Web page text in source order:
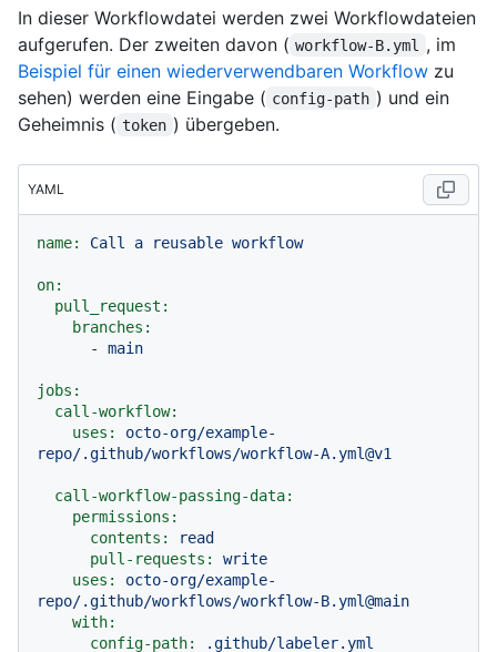
In dieser Workflowdatei werden zwei Workflowdateien
aufgerufen. Der zweiten davon ( workflow-B.yml
, im
Beispiel für einen wiederverwendbaren Workflow zu
sehen) werden eine Eingabe ( config-path ) und ein
Geheimnis ( token ) übergeben.
YAML
name: Call a reusable workflow
on:
pull_request:
branches:
-
main
jobs:
call-workflow:
uses:
octo-org/example-
repo/.github/workflows/workflow-A.yml@v1
call-workflow-passing-data:
permissions:
contents:
read
pull-requests:
write
uses:
octo-org/example-
repo/.github/workflows/workflow-B.yml@main
with:
config-path:
.github/labeler.yml